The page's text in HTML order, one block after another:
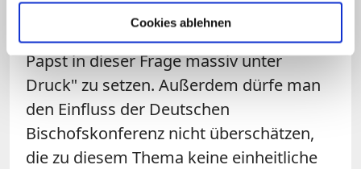
Cookies ablehnen
tatsächlich derart missverstanden haben
sollte". Er sprach sich dagegen aus, "den
Papst in dieser Frage massiv unter
Druck" zu setzen. Außerdem dürfe man
den Einfluss der Deutschen
Bischofskonferenz nicht überschätzen,
die zu diesem Thema keine einheitliche